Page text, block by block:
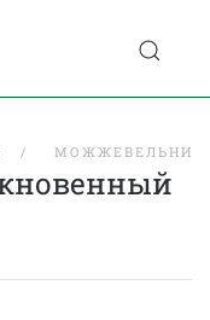
МОЖЖЕВЕЛЬНИК